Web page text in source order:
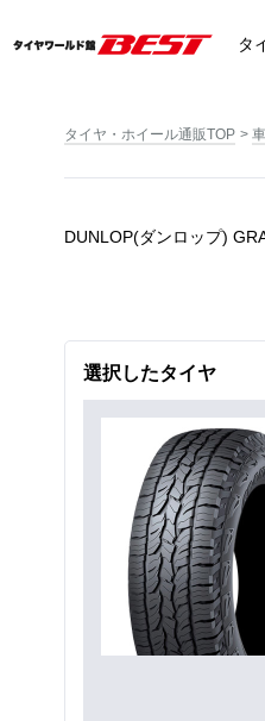
タ
タイヤ・ホイール通販TOP
DUNLOP(ダンロップ)
選択したタイヤ